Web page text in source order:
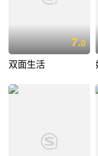
7.0
双面生活